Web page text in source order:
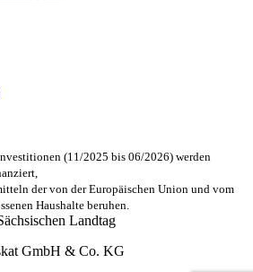
(11/2025 bis 06/2026) werden
der von der Europäischen Union und vom
Haushalte beruhen.
GmbH & Co. KG